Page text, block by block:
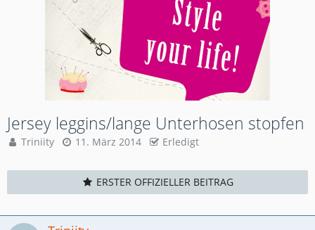
Jersey leggins/lange Unterhosen stopfen
Triniity 11. März 2014 Erledigt
ERSTER OFFIZIELLER BEITRAG